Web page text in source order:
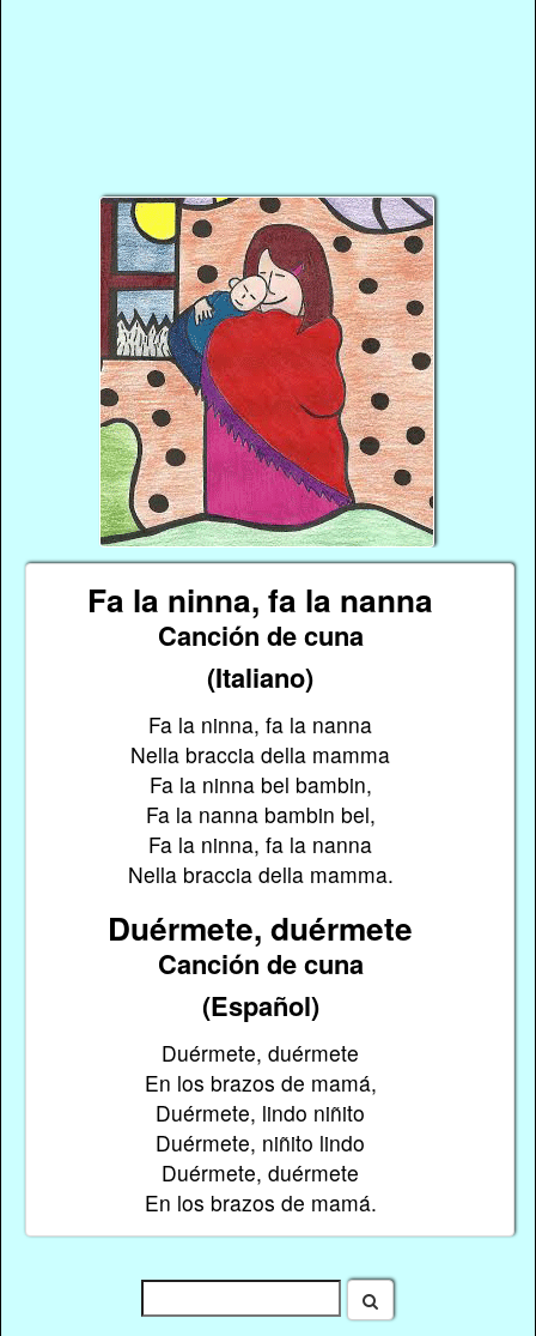
Fa la ninna, fa la nanna
Canción de cuna
(Italiano)
Fa la ninna, fa la nanna
Nella braccia della mamma
Fa la ninna bel bambin,
Fa la nanna bambin bel,
Fa la ninna, fa la nanna
Nella braccia della mamma.
Duérmete, duérmete
Canción de cuna
(Español)
Duérmete, duérmete
En los brazos de mamá,
Duérmete, lindo niñito
Duérmete, niñito lindo
Duérmete, duérmete
En los brazos de mamá.